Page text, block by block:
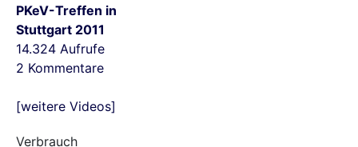
PKeV-Treffen in
Stuttgart 2011
14.324 Aufrufe
2 Kommentare
[weitere Videos]
Verbrauch